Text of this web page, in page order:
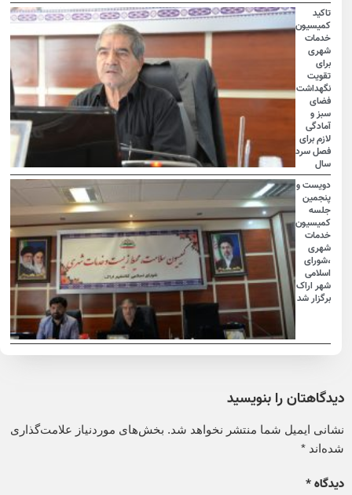
تاکید
کمیسیون
خدمات
شهری
برای
تقویت
نگهداشت
فضای
سبز و
آمادگی
لازم برای
فصل سرد
سال
دویست و
پنجمین
جلسه
کمیسیون
خدمات
شهری
،شورای
اسلامی
شهر اراک
برگزار شد
دیدگاهتان را بنویسید
نشانی ایمیل شما منتشر نخواهد شد. بخش‌های موردنیاز علامت‌گذاری
شده‌اند*
دیدگاه*